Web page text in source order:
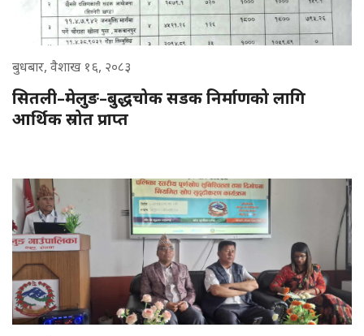
बुधबार, वैशाख १६, २०८३
सितली–मेलुङ–बुद्धचोक सडक निर्माणको लागि
आर्थिक स्रोत प्राप्त